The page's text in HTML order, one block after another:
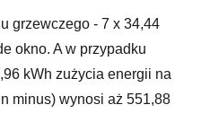
grzewczego - 7 x 34,44
okno. A w przypadku
kWh zużycia energii na
minus) wynosi aż 551,88